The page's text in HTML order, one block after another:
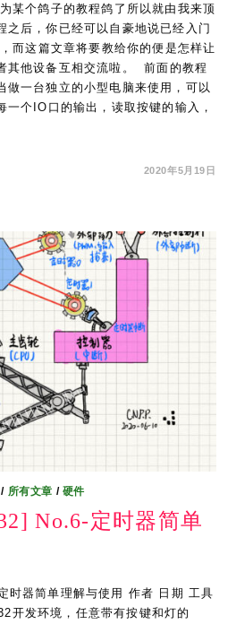
某个鸽子的教程鸽了所以就由我来顶
之后，你已经可以自豪地说已经入门
而这篇文章将要教给你的便是怎样让
其他设备互相交流啦。 ​ 前面的教程
做一台独立的小型电脑来使用，可以
一个IO口的输出，读取按键的输入，
2020年5月19日
/ 所有文章 / 硬件
No.6-定时器简单
器简单理解与使用 作者 日期 工具
开发环境，任意带有按键和灯的